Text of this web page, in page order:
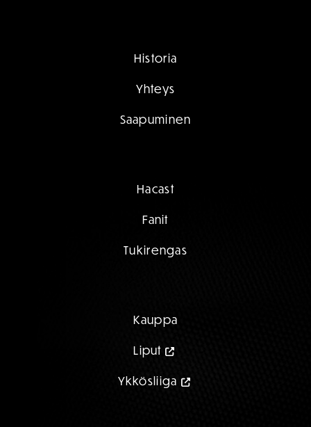
Historia
Yhteys
Saapuminen
Hacast
Fanit
Tukirengas
Kauppa
Liput
Ykkösliiga